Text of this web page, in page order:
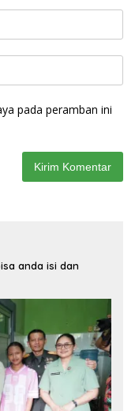
pada peramban ini
anda isi dan